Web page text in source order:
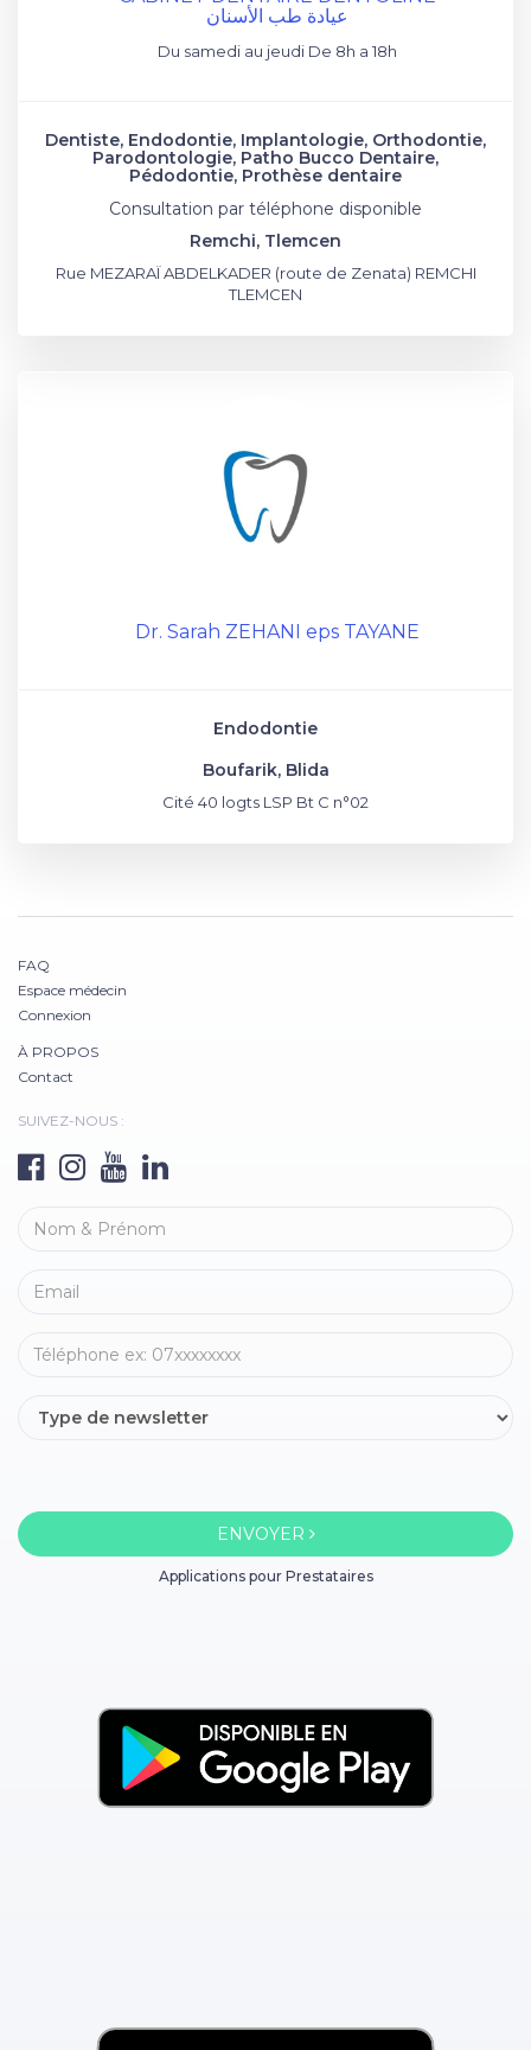
عيادة طب الأسنان
Du samedi au jeudi De 8h a 18h
Dentiste, Endodontie, Implantologie, Orthodontie,
Parodontologie, Patho Bucco Dentaire,
Pédodontie, Prothèse dentaire
Consultation par téléphone disponible
Remchi, Tlemcen
Rue MEZARAÏ ABDELKADER (route de Zenata) REMCHI
TLEMCEN
Dr. Sarah ZEHANI eps TAYANE
Endodontie
Boufarik, Blida
Cité 40 logts LSP Bt C n°02
FAQ
Espace médecin
Connexion
À PROPOS
Contact
SUIVEZ-NOUS :
ENVOYER
Applications pour Prestataires